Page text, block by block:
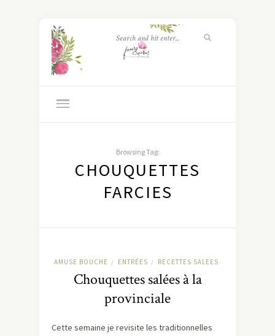
Browsing Tag:
CHOUQUETTES
FARCIES
AMUSE BOUCHE / ENTRÉES / RECETTES SALEES
Chouquettes salées à la
provinciale
Cette semaine je revisite les traditionnelles